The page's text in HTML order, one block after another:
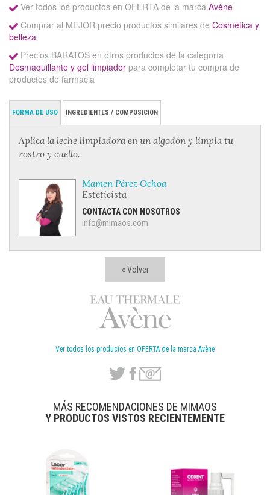
« Volver
Ver todos los productos en OFERTA de la marca Avène
Ver todos los productos en OFERTA de la marca Avène
Comprar al MEJOR precio productos similares de Cosmética y
belleza
Precios BARATOS en otros productos de la categoría
Desmaquillante y gel limpiador para completar tu compra de
productos de farmacia
FORMA DE USO INGREDIENTES / COMPOSICIÓN
Aplica la leche limpiadora en un algodón y limpia tu
rostro y cuello.
Mamen Pérez Ochoa
Esteticista
CONTACTA CON NOSOTROS
info@mimaos.com
MÁS RECOMENDACIONES DE MIMAOS
Y PRODUCTOS VISTOS RECIENTEMENTE